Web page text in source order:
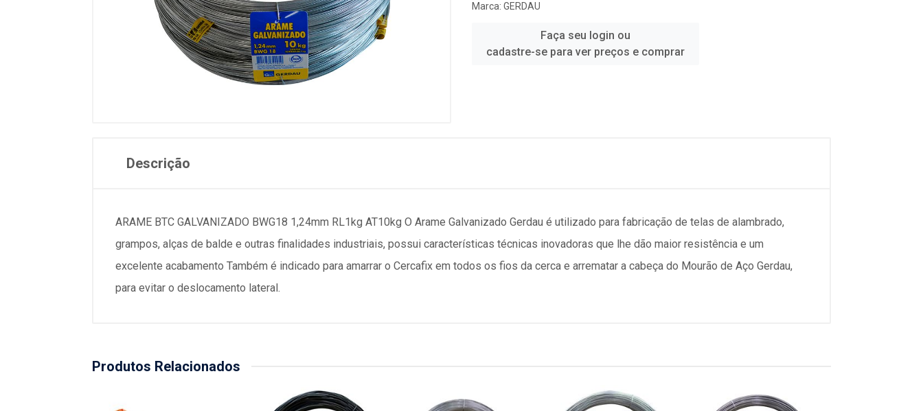
Marca: GERDAU
Faça seu login ou
cadastre-se para ver preços e comprar
Descrição
ARAME BTC GALVANIZADO BWG18 1,24mm RL1kg AT10kg O Arame Galvanizado Gerdau é utilizado para fabricação de telas de alambrado,
grampos, alças de balde e outras finalidades industriais, possui características técnicas inovadoras que lhe dão maior resistência e um
excelente acabamento Também é indicado para amarrar o Cercafix em todos os fios da cerca e arrematar a cabeça do Mourão de Aço Gerdau,
para evitar o deslocamento lateral.
Produtos Relacionados